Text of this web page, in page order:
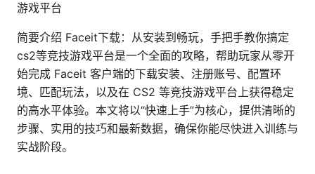
游戏平台
简要介绍 Faceit下载：从安装到畅玩，手把手教你搞定
cs2等竞技游戏平台是一个全面的攻略，帮助玩家从零开
始完成 Faceit 客户端的下载安装、注册账号、配置环
境、匹配玩法，以及在 CS2 等竞技游戏平台上获得稳定
的高水平体验。本文将以“快速上手”为核心，提供清晰的
步骤、实用的技巧和最新数据，确保你能尽快进入训练与
实战阶段。